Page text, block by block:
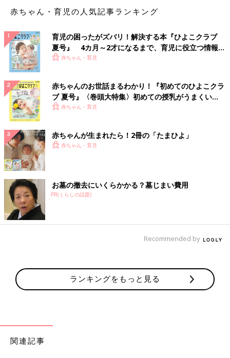
赤ちゃん・育児の人気記事ランキング
育児の困ったがズバリ！解決する本『ひよこクラブ
夏号』 4カ月～2才になるまで、育児に役立つ情報が
いっぱい！
赤ちゃん・育児
赤ちゃんのお世話まるわかり！『初めてのひよこクラ
ブ 夏号』〈巻頭大特集〉初めての授乳がうまくい
く！ おっぱい・ミルクの基本と夏のトラブル 解決テ
赤ちゃん・育児
赤ちゃんが生まれたら！2冊の「たまひよ」
赤ちゃん・育児
お墓の撤去にいくらかかる？墓じまい費用
PR(くらしの話題)
Recommended by
ランキングをもっと見る
関連記事